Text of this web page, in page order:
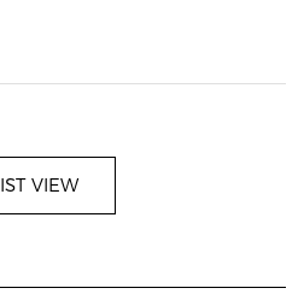
VIEW